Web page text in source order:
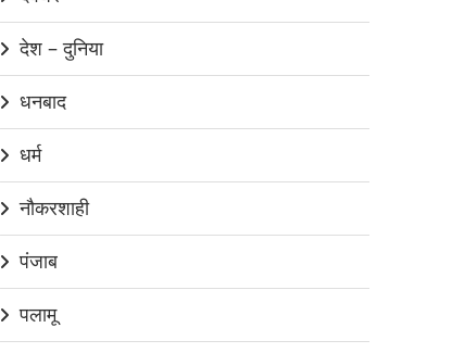
देश – दुनिया
धनबाद
धर्म
नौकरशाही
पंजाब
पलामू